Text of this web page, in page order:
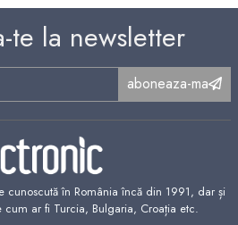
te la newsletter
aboneaza-ma
cunoscută în România încă din 1991, dar și
cum ar fi Turcia, Bulgaria, Croația etc.